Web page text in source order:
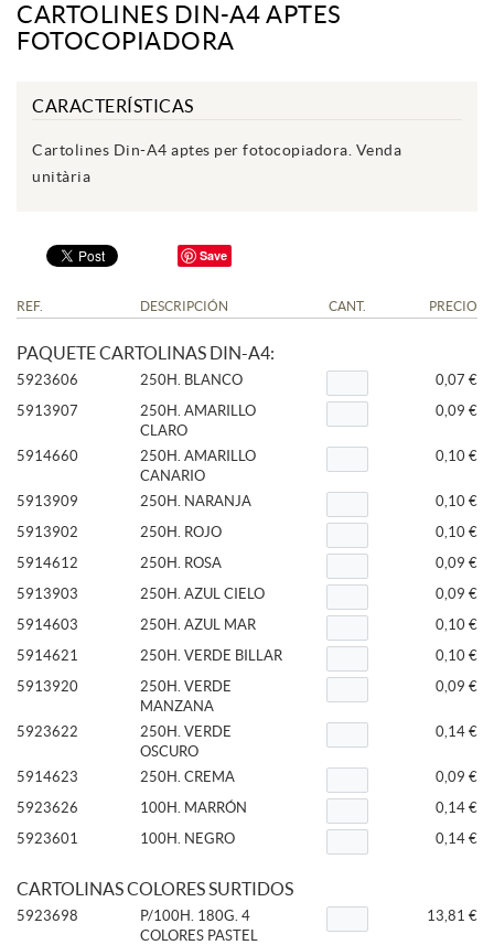
CARTOLINES DIN-A4 APTES
FOTOCOPIADORA
CARACTERÍSTICAS
Cartolines Din-A4 aptes per fotocopiadora. Venda
unitària
Save
REF. DESCRIPCIÓN CANT. PRECIO
PAQUETE CARTOLINAS DIN-A4:
5923606 250H. BLANCO
0,07 €
5913907
250H. AMARILLO
CLARO
0,09 €
5914660
250H. AMARILLO
CANARIO
0,10 €
5913909 250H. NARANJA
0,10 €
5913902
250H. ROJO
0,10 €
5914612
250H. ROSA
0,09 €
5913903
250H. AZUL CIELO
0,09 €
5914603
250H. AZUL MAR
0,10 €
5914621
250H. VERDE BILLAR
0,10 €
5913920
250H. VERDE
MANZANA
0,09 €
5923622
250H. VERDE
OSCURO
0,14 €
5914623 250H. CREMA
0,09 €
5923626
100H. MARRÓN
0,14 €
5923601
100H. NEGRO 0,14 €
CARTOLINAS COLORES SURTIDOS
5923698
P/100H. 180G. 4
COLORES PASTEL
13,81 €